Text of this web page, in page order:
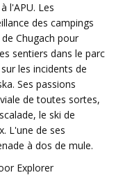
l'APU. Les
des campings
Chugach pour
sentiers dans le parc
les incidents de
Ses passions
de toutes sortes,
le ski de
L'une de ses
à dos de mule.
Explorer